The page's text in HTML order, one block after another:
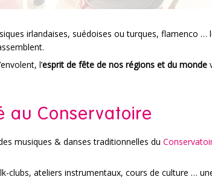
irlandaises, suédoises ou turques, flamenco …
l’esprit de fête de nos régions et du monde
au Conservatoire
musiques & danses traditionnelles du
clubs, ateliers instrumentaux, cours de culture …